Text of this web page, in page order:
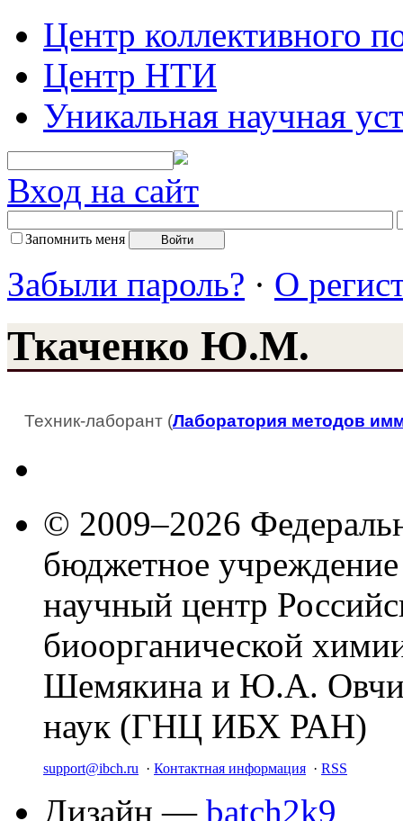
Центр коллективного
Центр НТИ
Уникальная научная
Вход на сайт
Запомнить меня
Забыли пароль? · О
Ткаченко Ю.М.
Техник-лаборант (Лаборатория методов
© 2009–2026
бюджетное
научный центр
биоорганической
Шемякина и Ю.А.
наук (ГНЦ ИБХ РАН)
support@ibch.ru · Контактная информация · RSS
Дизайн — batch2k9